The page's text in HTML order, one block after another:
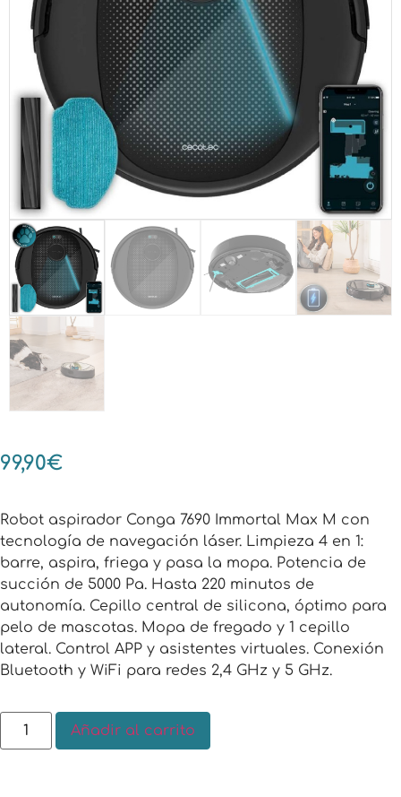
99,90€
Robot aspirador Conga 7690 Immortal Max M con
tecnología de navegación láser. Limpieza 4 en 1:
barre, aspira, friega y pasa la mopa. Potencia de
succión de 5000 Pa. Hasta 220 minutos de
autonomía. Cepillo central de silicona, óptimo para
pelo de mascotas. Mopa de fregado y 1 cepillo
lateral. Control APP y asistentes virtuales. Conexión
Bluetooth y WiFi para redes 2,4 GHz y 5 GHz.
Añadir al carrito